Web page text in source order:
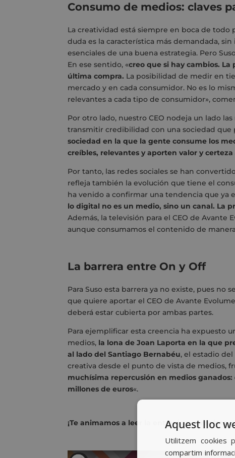
Consumo de medios: claves
La creatividad está siempre en boca de
duda es la característica más demandada,
esenciales de una buena estrategia. Pero
En ese sentido, «creo que si hay cambios.
última compra. La posibilidad de medir en
mercado y en cada consumidor. No es lo
relevantes a cada tipo de consumidor»,
Por otro lado, nuestro CEO nodeja un lado
transmitir credibilidad con una sociedad que
sociedad en la que la gente consume los
creíbles, relevantes y aporten valor y
Por tanto, las redes sociales se han
refleja también la evolución que tiene el
ha venido a confirmar una tendencia que ya
lo digital no es un medio, sino un canal. La
Además, la televisión para el CEO de
aunque consumamos el contenido de
La barrera entre On y Off
Para Suso esta barrera ya no existe, pues
que quiere aportar el CEO de Avante
deberá estar cubierta por ambas partes.
Para ejemplificar esta creencia ha expuesto
medios, la lona de Joan Laporta en la que
al lado del Santiago Bernabéu, el estadio
creativa desde el punto de vista de medios,
muchísima repercusión en medios
millones de euros«.
¡Te animamos a leer la entrevista completa
Aquest lloc
Utilitzem cookies
compartim